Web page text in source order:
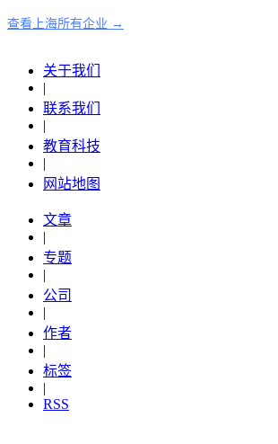
查看上海所有企业 →
关于我们
|
联系我们
|
教育科技
|
网站地图
文章
|
专题
|
公司
|
作者
|
标签
|
RSS